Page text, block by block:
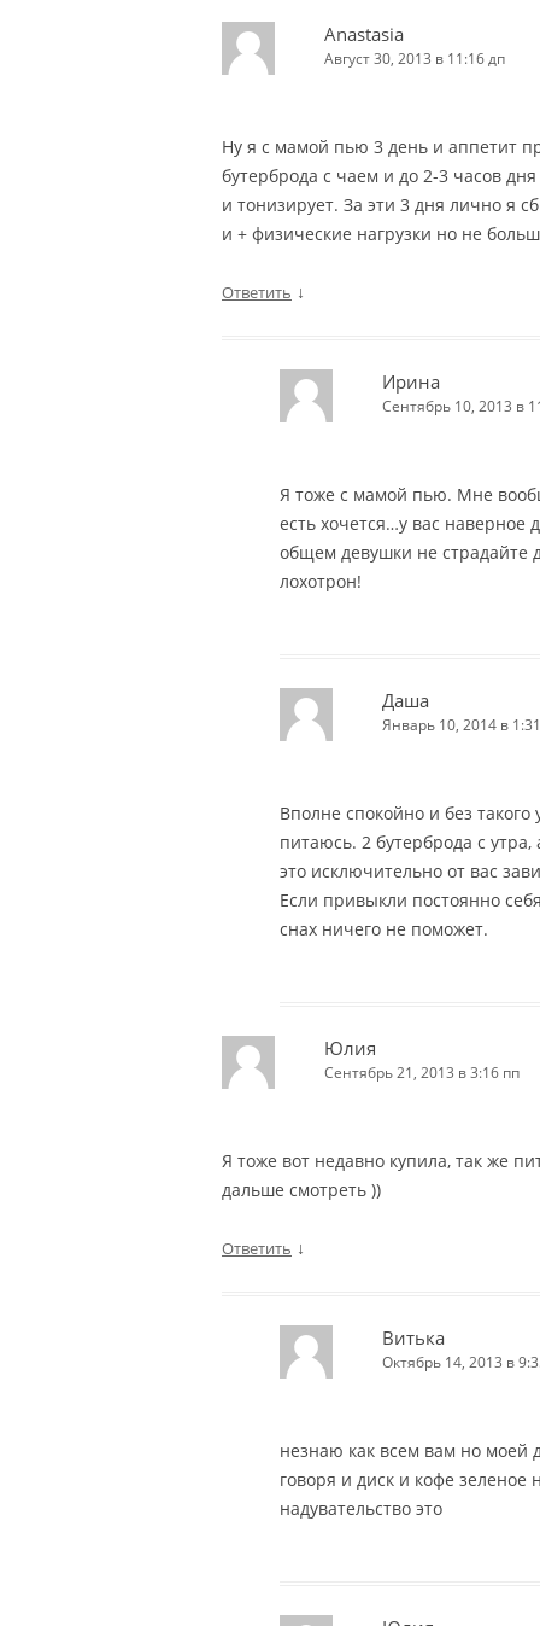
Anastasia
Август 30, 2013 в 11:16 дп
Ну я с мамой пью 3 день и аппетит
бутерброда с чаем и до 2-3 часов
и тонизирует. За эти 3 дня лично я
и + физические нагрузки но не
Ответить ↓
Ирина
Сентябрь 10, 2013 в
Я тоже с мамой пью. Мне
есть хочется…у вас наверное
общем девушки не страдайте
лохотрон!
Даша
Январь 10, 2014 в
Вполне спокойно и без
питаюсь. 2 бутерброда с
это исключительно от вас
Если привыкли постоянно
снах ничего не поможет.
Юлия
Сентябрь 21, 2013 в 3:16 пп
Я тоже вот недавно купила, так же
дальше смотреть ))
Ответить ↓
Витька
Октябрь 14, 2013 в
незнаю как всем вам но моей
говоря и диск и кофе зеленое
надувательство это